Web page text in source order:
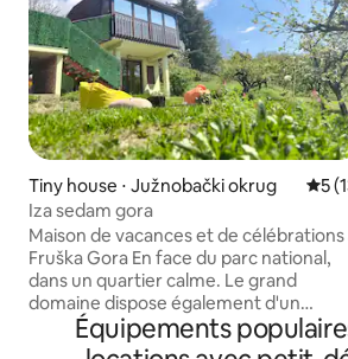
Tiny house ⋅ Južnobački okrug
5
Iza sedam gora
Maison de vacances et de célébrations
Fruška Gora En face du parc national,
dans un quartier calme. Le grand
domaine dispose également d'un
espace pour les célébrations de jour :
avec un barbecue, un grill, un espace
Équipements